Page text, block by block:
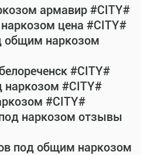
армавир #CITY#
цена #CITY#
общим наркозом
#CITY#
наркозом #CITY#
#CITY#
наркозом отзывы
под общим наркозом